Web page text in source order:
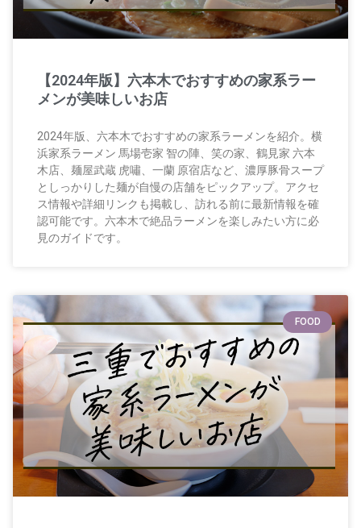
【2024年版】六本木でおすすめの家系ラー
メンが美味しいお店
2024年版、六本木でおすすめの家系ラーメンを紹介。横
浜家系ラーメン 馬場壱家 智の陣、笑の家、鶴見家 六本
木店、麺屋武蔵 虎嘯、一蘭 原宿店など、濃厚豚骨スープ
としっかりした麺が自慢の店舗をピックアップ。アクセ
ス情報や詳細リンクも掲載し、訪れる前に最新情報を確
認可能です。六本木で絶品ラーメンを楽しみたい方に必
見のガイドです。
FOOD